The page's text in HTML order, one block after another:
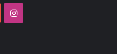
YouTubeInstagram